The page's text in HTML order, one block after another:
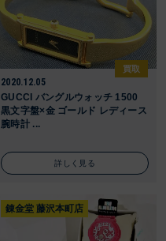
買取
2020.12.05
GUCCI バングルウォッチ 1500
黒文字盤×金 ゴールド レディース
腕時計 ...
詳しく見る
錬金堂 藤沢本町店